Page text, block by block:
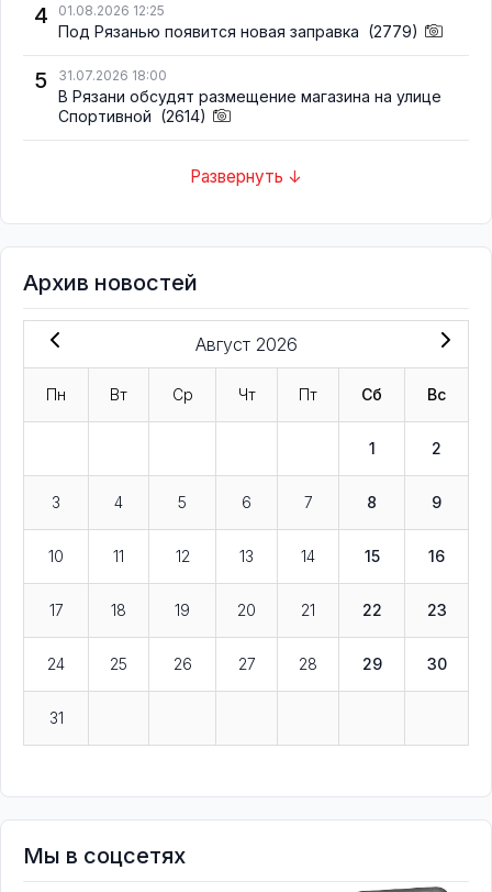
4 01.08.2026 12:25
Под Рязанью появится новая заправка (2779)
5 31.07.2026 18:00
В Рязани обсудят размещение магазина на улице
Спортивной (2614)
Развернуть ↓
Архив новостей
Август 2026
Пн Вт Ср Чт Пт Сб Вс
1 2
3 4 5 6 7 8 9
10 11 12 13 14 15 16
17 18 19 20 21 22 23
24 25 26 27 28 29 30
31
Мы в соцсетях